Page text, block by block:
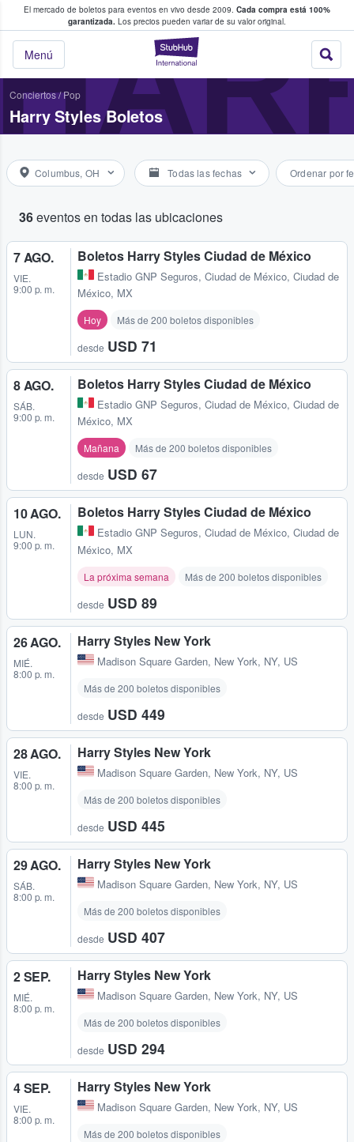
El mercado de boletos para eventos en vivo desde 2009. Cada compra está 100%
garantizada. Los precios pueden variar de su valor original.
StubHub: donde
Menú
fans compran y venden boletos
Conciertos/Pop
Harry Styles Boletos
Columbus, OH Todas las fechas Ordenar por
36eventos en todas las ubicaciones
7 AGO.
VIE.
9:00 p. m.
Boletos Harry Styles Ciudad de México
Estadio GNP Seguros, Ciudad de México, Ciudad de
México, MX
Hoy Más de 200 boletos disponibles
desde USD 71
8 AGO.
SÁB.
9:00 p. m.
Boletos Harry Styles Ciudad de México
Estadio GNP Seguros, Ciudad de México, Ciudad de
México, MX
Mañana Más de 200 boletos disponibles
desde USD 67
10 AGO.
LUN.
9:00 p. m.
Boletos Harry Styles Ciudad de México
Estadio GNP Seguros, Ciudad de México, Ciudad de
México, MX
La próxima semana Más de 200 boletos disponibles
desde USD 89
26 AGO.
MIÉ.
8:00 p. m.
Harry Styles New York
Madison Square Garden, New York, NY, US
Más de 200 boletos disponibles
desde USD 449
28 AGO.
VIE.
8:00 p. m.
Harry Styles New York
Madison Square Garden, New York, NY, US
Más de 200 boletos disponibles
desde USD 445
29 AGO.
SÁB.
8:00 p. m.
Harry Styles New York
Madison Square Garden, New York, NY, US
Más de 200 boletos disponibles
desde USD 407
2 SEP.
MIÉ.
8:00 p. m.
Harry Styles New York
Madison Square Garden, New York, NY, US
Más de 200 boletos disponibles
desde USD 294
4 SEP.
VIE.
8:00 p. m.
Harry Styles New York
Madison Square Garden, New York, NY, US
Más de 200 boletos disponibles